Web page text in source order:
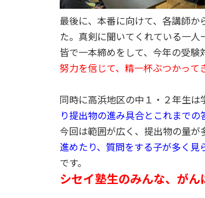
最後に、本番に向けて、各講師
た。真剣に聞いてくれている一人
皆で一本締めをして、今年の受験
努力を信じて、精一杯ぶつかって
同時に高浜地区の中１・２年生は
り提出物の進み具合とこれまでの
今回は範囲が広く、提出物の量が
進めたり、質問をする子が多く見
です。
シセイ塾生のみんな、がん